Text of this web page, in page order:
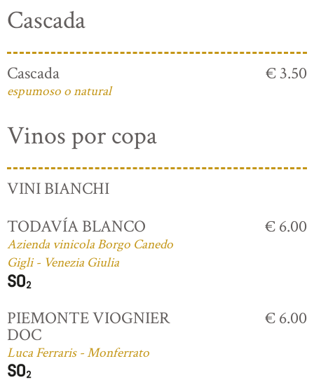
Cascada
Cascada
espumoso o natural
€ 3.50
Vinos por copa
VINI BIANCHI
TODAVÍA BLANCO
Azienda vinicola Borgo Canedo
Gigli - Venezia Giulia
€ 6.00
PIEMONTE VIOGNIER
DOC
Luca Ferraris - Monferrato
€ 6.00